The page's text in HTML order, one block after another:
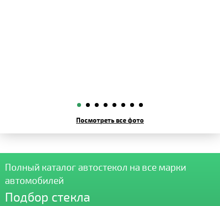
Посмотреть все фото
Полный каталог автостекол на все марки
автомобилей
Подбор стекла